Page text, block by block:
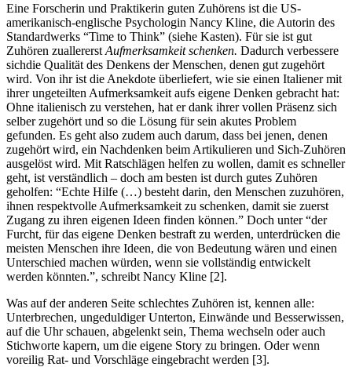
Eine Forscherin und Praktikerin guten Zuhörens ist die US-
amerikanisch-englische Psychologin Nancy Kline, die Autorin des
Standardwerks “Time to Think” (siehe Kasten). Für sie ist gut
Zuhören zuallererst Aufmerksamkeit schenken. Dadurch verbessere
sichdie Qualität des Denkens der Menschen, denen gut zugehört
wird. Von ihr ist die Anekdote überliefert, wie sie einen Italiener mit
ihrer ungeteilten Aufmerksamkeit aufs eigene Denken gebracht hat:
Ohne italienisch zu verstehen, hat er dank ihrer vollen Präsenz sich
selber zugehört und so die Lösung für sein akutes Problem
gefunden. Es geht also zudem auch darum, dass bei jenen, denen
zugehört wird, ein Nachdenken beim Artikulieren und Sich-Zuhören
ausgelöst wird. Mit Ratschlägen helfen zu wollen, damit es schneller
geht, ist verständlich – doch am besten ist durch gutes Zuhören
geholfen: “Echte Hilfe (…) besteht darin, den Menschen zuzuhören,
ihnen respektvolle Aufmerksamkeit zu schenken, damit sie zuerst
Zugang zu ihren eigenen Ideen finden können.” Doch unter “der
Furcht, für das eigene Denken bestraft zu werden, unterdrücken die
meisten Menschen ihre Ideen, die von Bedeutung wären und einen
Unterschied machen würden, wenn sie vollständig entwickelt
werden könnten.”, schreibt Nancy Kline [2].
Was auf der anderen Seite schlechtes Zuhören ist, kennen alle:
Unterbrechen, ungeduldiger Unterton, Einwände und Besserwissen,
auf die Uhr schauen, abgelenkt sein, Thema wechseln oder auch
Stichworte kapern, um die eigene Story zu bringen. Oder wenn
voreilig Rat- und Vorschläge eingebracht werden [3].